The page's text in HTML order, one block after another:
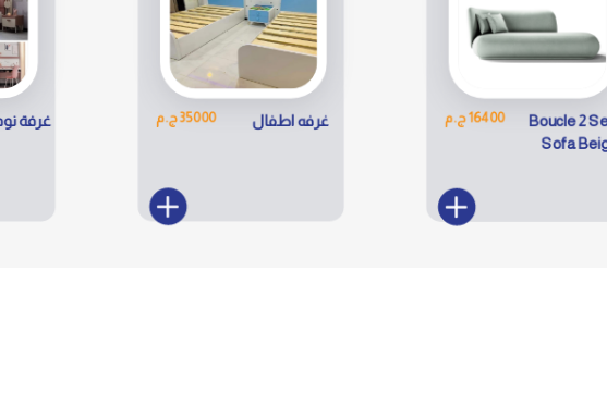
غرفه اطفال 35000 ج.م غرفة نوم شباب 64900 ج.م